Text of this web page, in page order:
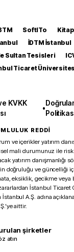
SoftITo
İDTM İstanbul
Sultan Tesisleri
Ticaret
KVKK
•
REDDİ
ve içerikler yatırım
mali durumunuz ile
yatırım danışmanlığı
doğruluğu ve güncelliği
eksiklik, gecikme veya
İstanbul Ticaret
A.Ş. adına
aittir.
şirketler
atın